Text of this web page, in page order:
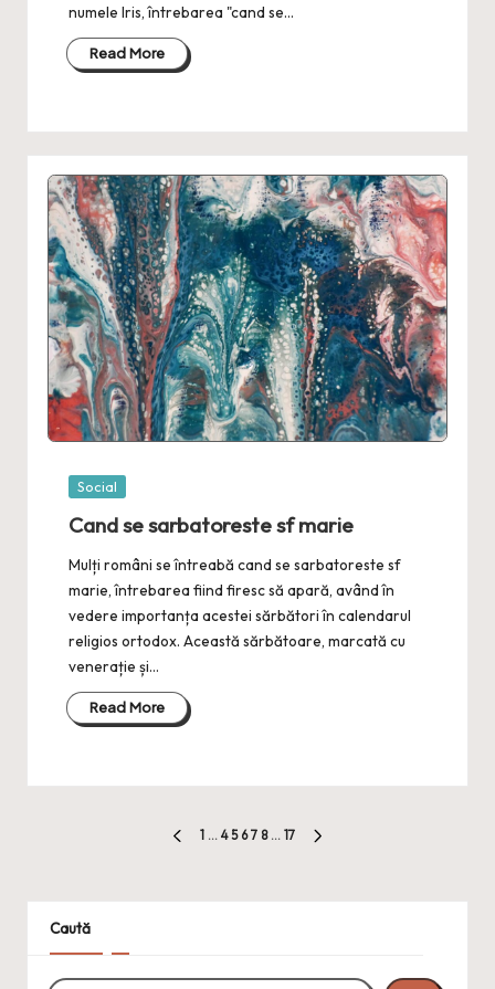
numele Iris, întrebarea "cand se…
Read More
Posted
Social
Cand se sarbatoreste sf marie
Mulți români se întreabă cand se sarbatoreste sf
marie, întrebarea fiind firesc să apară, având în
vedere importanța acestei sărbători în calendarul
religios ortodox. Această sărbătoare, marcată cu
venerație și…
Read More
PREVIOUS
1 … 4 5 6 7 8 … 17
Caută